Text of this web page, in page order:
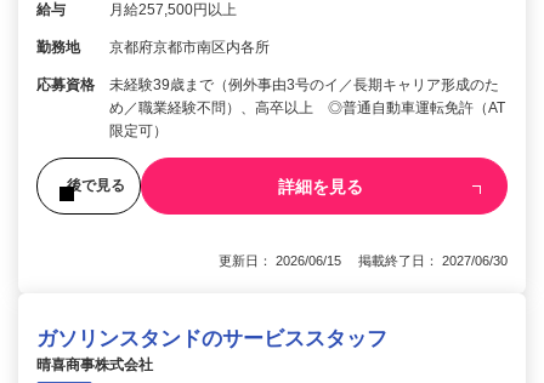
給与 月給257,500円以上
勤務地 京都府京都市南区内各所
応募資格
未経験39歳まで（例外事由3号のイ／長期キャリア形成のた
め／職業経験不問）、高卒以上 ◎普通自動車運転免許（AT
限定可）
後で見る 詳細を見る
更新日： 2026/06/15 掲載終了日： 2027/06/30
ガソリンスタンドのサービススタッフ
晴喜商事株式会社